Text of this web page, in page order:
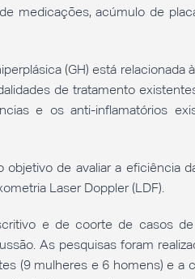
medicações, acúmulo de
(GH) está
de tratamento
e os anti-inflamatórios
objetivo de avaliar a eficiência
Laser Doppler (LDF).
e de coorte de casos
As pesquisas foram
(9 mulheres e 6 homens) e a